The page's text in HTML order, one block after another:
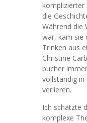
komplizierter
die
Während die
war, kam sie
Trinken aus
Christine
bucher
vollständig in
verlieren.
Ich schätzte
komplexe